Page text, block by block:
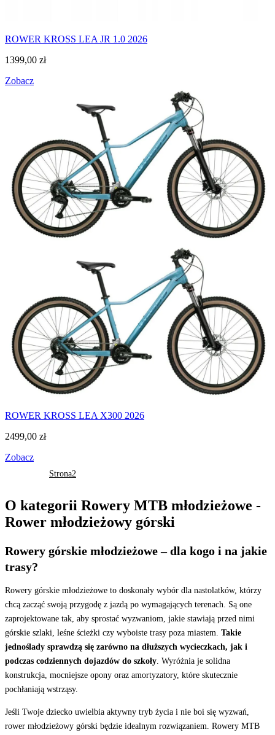
ROWER KROSS LEA JR 1.0 2026
1399,00 zł
Zobacz
ROWER KROSS LEA X300 2026
2499,00 zł
Zobacz
Stronicowanie wpisów
Strona2
O kategorii Rowery MTB młodzieżowe -
Rower młodzieżowy górski
Rowery górskie młodzieżowe – dla kogo i na jakie
trasy?
Rowery górskie młodzieżowe to doskonały wybór dla nastolatków, którzy
chcą zacząć swoją przygodę z jazdą po wymagających terenach. Są one
zaprojektowane tak, aby sprostać wyzwaniom, jakie stawiają przed nimi
górskie szlaki, leśne ścieżki czy wyboiste trasy poza miastem. Takie
jednoślady sprawdzą się zarówno na dłuższych wycieczkach, jak i
podczas codziennych dojazdów do szkoły. Wyróżnia je solidna
konstrukcja, mocniejsze opony oraz amortyzatory, które skutecznie
pochłaniają wstrząsy.
Jeśli Twoje dziecko uwielbia aktywny tryb życia i nie boi się wyzwań,
rower młodzieżowy górski będzie idealnym rozwiązaniem. Rowery MTB